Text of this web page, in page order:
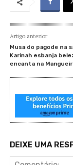
Artigo anterior
Musa do pagode na
Karinah esbanja
encanta na
DEIXE UMA